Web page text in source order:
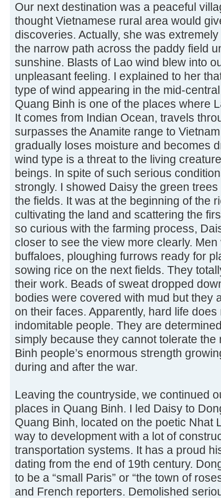
Our next destination was a peaceful
thought Vietnamese rural area would
discoveries. Actually, she was
the narrow path across the paddy field
sunshine. Blasts of Lao wind blew into
unpleasant feeling. I explained to her
type of wind appearing in the mid-
Quang Binh is one of the places where
It comes from Indian Ocean, travels
surpasses the Anamite range to
gradually loses moisture and becomes
wind type is a threat to the living
beings. In spite of such serious
strongly. I showed Daisy the green
the fields. It was at the beginning of the
cultivating the land and scattering the
so curious with the farming process,
closer to see the view more clearly.
buffaloes, ploughing furrows ready for
sowing rice on the next fields. They
their work. Beads of sweat dropped
bodies were covered with mud but they
on their faces. Apparently, hard life
indomitable people. They are
simply because they cannot tolerate the
Binh people’s enormous strength
during and after the war.
Leaving the countryside, we continued
places in Quang Binh. I led Daisy to
Quang Binh, located on the poetic Nhat
way to development with a lot of
transportation systems. It has a proud
dating from the end of 19th century.
to be a “small Paris” or “the town of
and French reporters. Demolished